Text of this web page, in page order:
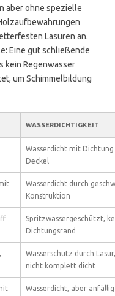
aber ohne spezielle
Lasuren an.
Eine gut schließende
kein Regenwasser
um Schimmelbildung
WASSERDICHTIGKEIT
Wasserdicht mit
Deckel
Wasserdicht durch
Konstruktion
Spritzwassergeschützt,
Dichtungsrand
Wasserschutz durch
nicht komplett dicht
Wasserdicht, aber